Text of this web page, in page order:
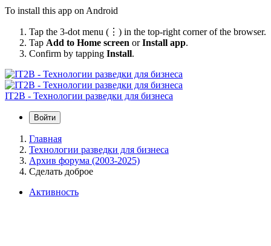
To install this app on Android
Tap the 3-dot menu (⋮) in the top-right corner of the browser.
Tap Add to Home screen orInstall app.
Confirm by tapping Install.
IT2B - Технологии разведки для бизнеса
Войти
Главная
Технологии разведки для бизнеса
Архив форума (2003-2025)
Сделать доброе
Активность